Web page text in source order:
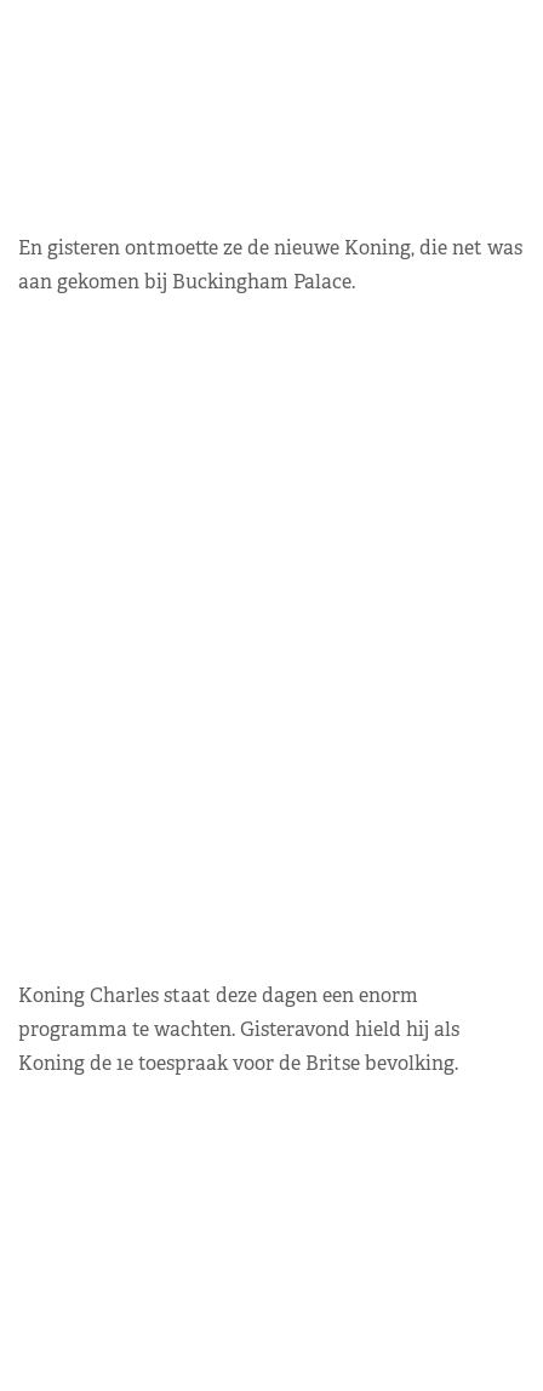
En gisteren ontmoette ze de nieuwe Koning, die net was
aan gekomen bij Buckingham Palace.
Koning Charles staat deze dagen een enorm
programma te wachten. Gisteravond hield hij als
Koning de 1e toespraak voor de Britse bevolking.